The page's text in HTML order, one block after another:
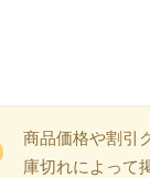
商品価格や割引
庫切れによって